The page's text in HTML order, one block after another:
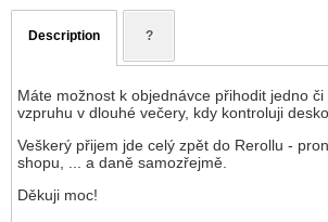
Description ?
Máte možnost k objednávce přihodit jedno
vzpruhu v dlouhé večery, kdy kontroluji
Veškerý přijem jde celý zpět do Rerollu -
shopu, ... a daně samozřejmě.
Děkuji moc!